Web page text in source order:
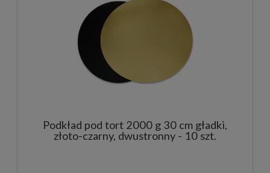
Podkład pod tort 2000 g 30 cm gładki,
złoto-czarny, dwustronny - 10 szt.